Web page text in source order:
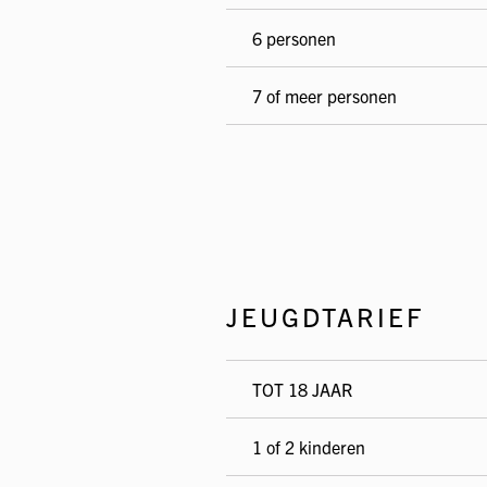
6 personen
7 of meer personen
JEUGDTARIEF
TOT 18 JAAR
1 of 2 kinderen